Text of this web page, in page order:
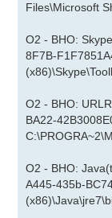
Files\Microsoft
O2 - BHO:
8F7B-
O2 - BHO:
BA22-
O2 - BHO:
A445-435b-